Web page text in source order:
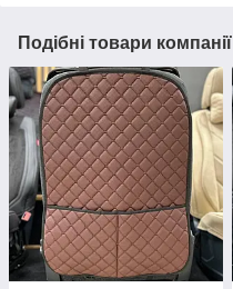
Подібні товари компанії